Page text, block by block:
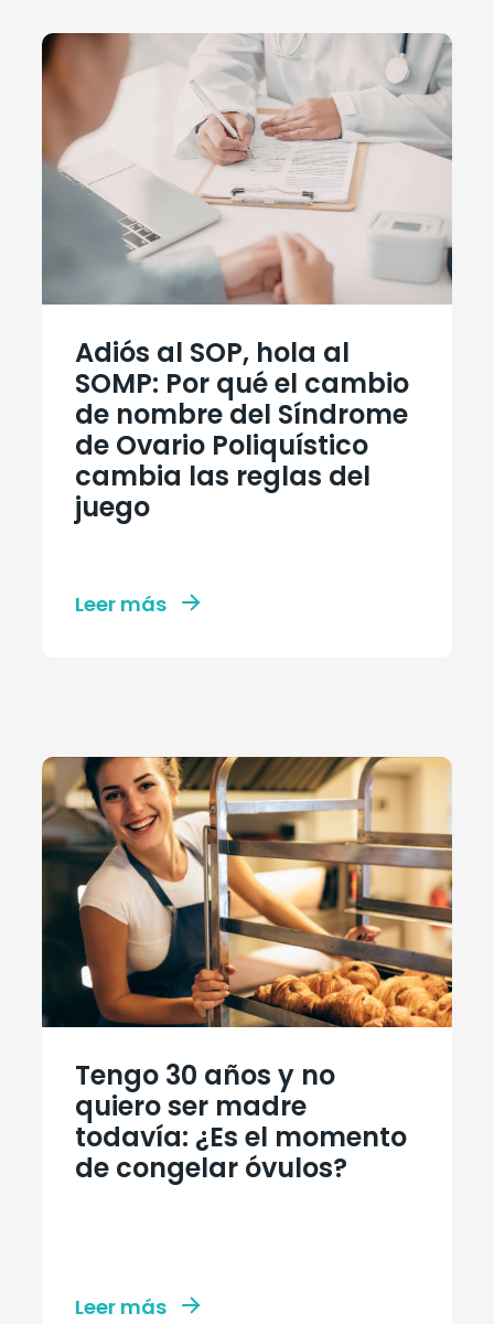
Adiós al SOP, hola al
SOMP: Por qué el cambio
de nombre del Síndrome
de Ovario Poliquístico
cambia las reglas del
juego
Leer más
Tengo 30 años y no
quiero ser madre
todavía: ¿Es el momento
de congelar óvulos?
Leer más